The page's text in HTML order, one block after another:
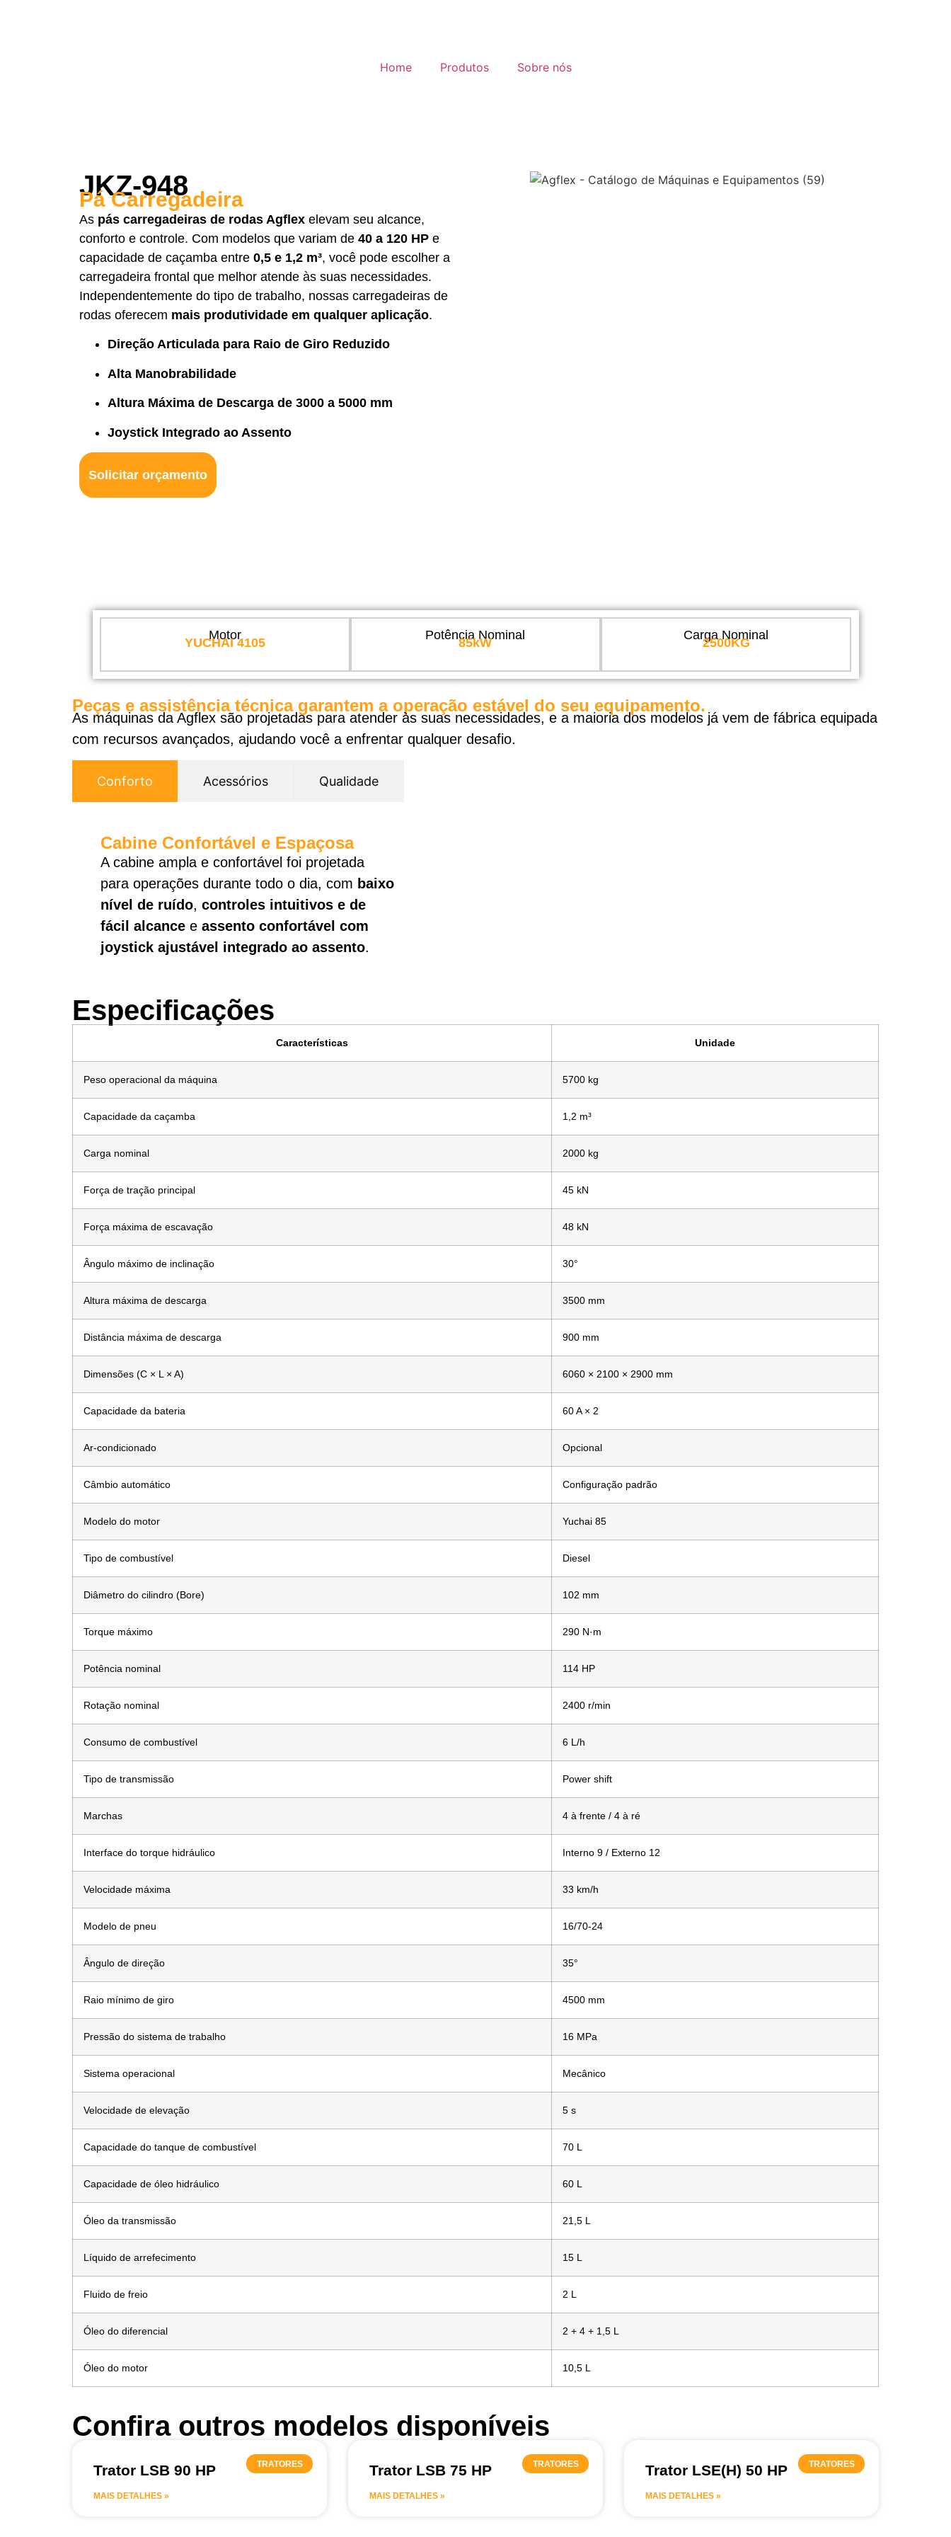
Home Produtos Sobre nós
JKZ-948
Pá Carregadeira
As pás carregadeiras de rodas Agflex elevam seu alcance,
conforto e controle. Com modelos que variam de 40 a 120 HP e
capacidade de caçamba entre 0,5 e 1,2 m³, você pode escolher a
carregadeira frontal que melhor atende às suas necessidades.
Independentemente do tipo de trabalho, nossas carregadeiras de
rodas oferecem mais produtividade em qualquer aplicação.
Direção Articulada para Raio de Giro Reduzido
Alta Manobrabilidade
Altura Máxima de Descarga de 3000 a 5000 mm
Joystick Integrado ao Assento
Solicitar orçamento
Motor
YUCHAI 4105
Potência Nominal
85kW
Carga Nominal
2500KG
Peças e assistência técnica garantem a operação estável do seu equipamento.
As máquinas da Agflex são projetadas para atender às suas necessidades, e a maioria dos modelos já vem de fábrica equipada
com recursos avançados, ajudando você a enfrentar qualquer desafio.
Conforto Acessórios Qualidade
Cabine Confortável e Espaçosa
A cabine ampla e confortável foi projetada
para operações durante todo o dia, com baixo
nível de ruído, controles intuitivos e de
fácil alcance e assento confortável com
joystick ajustável integrado ao assento.
Especificações
Características Unidade
Peso operacional da máquina 5700 kg
Capacidade da caçamba 1,2 m³
Carga nominal 2000 kg
Força de tração principal 45 kN
Força máxima de escavação 48 kN
Ângulo máximo de inclinação 30°
Altura máxima de descarga 3500 mm
Distância máxima de descarga 900 mm
Dimensões (C × L × A) 6060 × 2100 × 2900 mm
Capacidade da bateria 60 A × 2
Ar-condicionado Opcional
Câmbio automático Configuração padrão
Modelo do motor Yuchai 85
Tipo de combustível Diesel
Diâmetro do cilindro (Bore) 102 mm
Torque máximo 290 N·m
Potência nominal 114 HP
Rotação nominal 2400 r/min
Consumo de combustível 6 L/h
Tipo de transmissão Power shift
Marchas 4 à frente / 4 à ré
Interface do torque hidráulico Interno 9 / Externo 12
Velocidade máxima 33 km/h
Modelo de pneu 16/70-24
Ângulo de direção 35°
Raio mínimo de giro 4500 mm
Pressão do sistema de trabalho 16 MPa
Sistema operacional Mecânico
Velocidade de elevação 5 s
Capacidade do tanque de combustível 70 L
Capacidade de óleo hidráulico 60 L
Óleo da transmissão 21,5 L
Líquido de arrefecimento 15 L
Fluido de freio 2 L
Óleo do diferencial 2 + 4 + 1,5 L
Óleo do motor 10,5 L
Confira outros modelos disponíveis
TRATORES
Trator LSB 90 HP
MAIS DETALHES »
TRATORES
Trator LSB 75 HP
MAIS DETALHES »
TRATORES
Trator LSE(H) 50 HP
MAIS DETALHES »